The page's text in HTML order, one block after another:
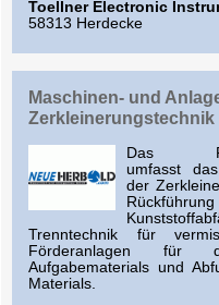
Toellner Electronic
58313 Herdecke
Maschinen- und
Zerkleinerungstechnik
Das
umfasst
der
Trenntechnik für
Förderanlagen
Aufgabematerials und
Materials.